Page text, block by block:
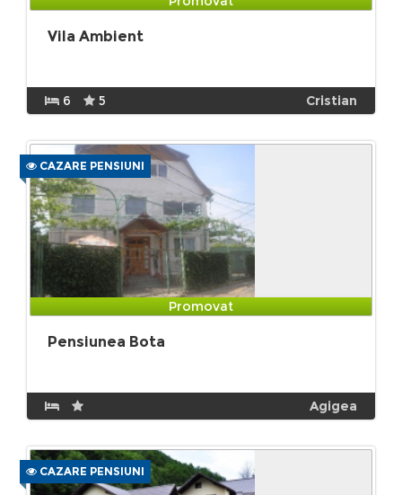
Vila Ambient
6 5 Cristian
CAZARE PENSIUNI
Promovat
Pensiunea Bota
Agigea
CAZARE PENSIUNI